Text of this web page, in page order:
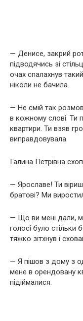
— Денисе, закрий
підводячись зі
очах спалахнув
ніколи не бачила.
— Не смій так
в кожному слові. Ти
квартири. Ти взяв
виправдовувала.
Галина Петрівна
— Ярославе! Ти віриш
братові? Ми
— Що ви мені дали,
голосі було
тяжко зітхнув і
— Я пішов з дому з
мене в орендовану
підіймалися.